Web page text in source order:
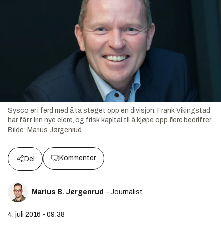
Sysco er i ferd med å ta steget opp en divisjon. Frank Vikingstad
har fått inn nye eiere, og frisk kapital til å kjøpe opp flere bedrifter.
Bilde: Marius Jørgenrud
Del Kommenter
Marius B. Jørgenrud – Journalist
4. juli 2016 - 09:38